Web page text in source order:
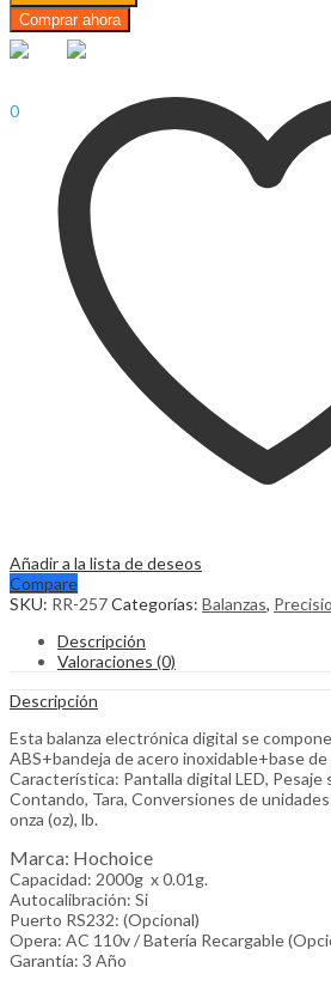
Cart $0.00
Menu
0
Comprar ahora
Añadir a la lista de deseos
Compare
SKU: RR-257Categorías: Balanzas,
Descripción
Valoraciones (0)
Descripción
Esta balanza electrónica digital se
ABS+bandeja de acero inoxidable+base
Característica: Pantalla digital LED,
Contando, Tara, Conversiones de
onza (oz), lb.
Marca: Hochoice
Capacidad: 2000g x 0.01g.
Autocalibración: Si
Puerto RS232: (Opcional)
Opera: AC 110v / Batería Recargable
Garantía: 3 Año